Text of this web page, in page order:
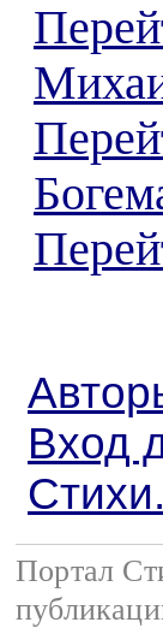
Вход
Портал